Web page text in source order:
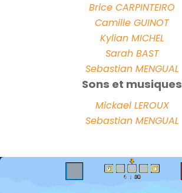
Brice CARPINTEIRO
Camille GUINOT
Kylian MICHEL
Sarah BAST
Sebastian MENGUAL
Sons et musiques
Mickael LEROUX
Sebastian MENGUAL